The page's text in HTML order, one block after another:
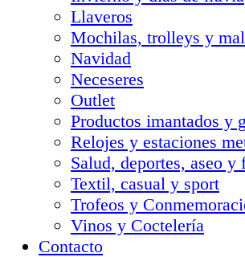
Llaveros
Mochilas, trolleys y
Navidad
Neceseres
Outlet
Productos imantados y
Relojes y estaciones
Salud, deportes, aseo y
Textil, casual y sport
Trofeos y
Vinos y Coctelería
Contacto